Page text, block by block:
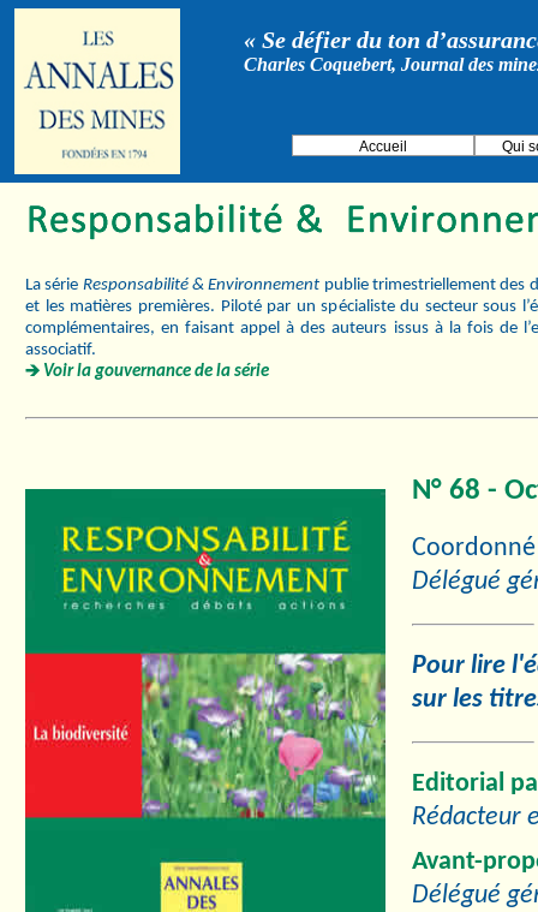
« Se défier du ton
Charles Coquebert, Journal des
Accueil Qui
La série Responsabilité & Environnement publie trimestriellement des
et les matières premières. Piloté par un spécialiste du secteur sous
complémentaires, en faisant appel à des auteurs issus à la fois de
associatif.
Voir la gouvernance de la série
N° 68 -
Délégué
Pour lire
sur les
Editorial
Rédacteur
Avant-
Délégué